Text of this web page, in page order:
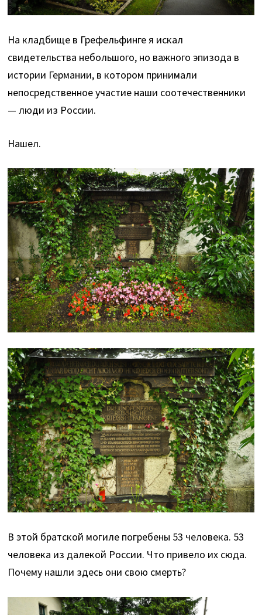
На кладбище в Грефельфинге я искал
свидетельства небольшого, но важного эпизода в
истории Германии, в котором принимали
непосредственное участие наши соотечественники
— люди из России.
Нашел.
В этой братской могиле погребены 53 человека. 53
человека из далекой России. Что привело их сюда.
Почему нашли здесь они свою смерть?